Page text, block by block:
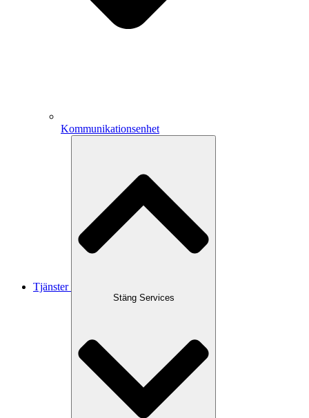
Kommunikationsenhet
Tjänster
Stäng Services